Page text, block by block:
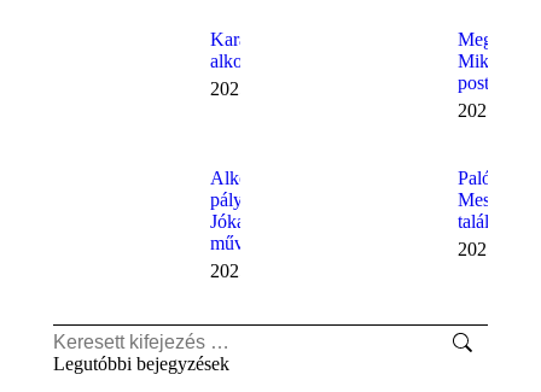
Karácsonyi
alkotópályázat
2025.11.21.
Megnyílt a
Mikulás
postaládája
Alkotói
pályázat
Jókai Mór
műveihez
2025.10.01.
Palóc
találkozó
Search:
Legutóbbi bejegyzések